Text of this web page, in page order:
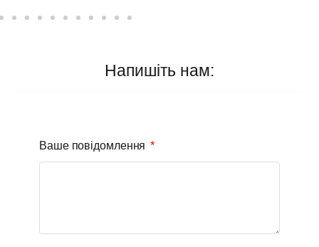
Напишіть нам:
Ваше повідомлення